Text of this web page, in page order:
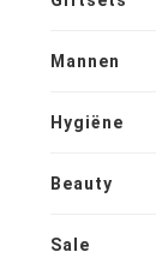
Mannen
Hygiëne
Beauty
Sale